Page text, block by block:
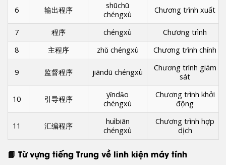
6 输出程序
shūchū
chéngxù
Chương trình xuất
7 程序 chéngxù
Chương trình
8
主程序 zhǔ chéngxù Chương trình chính
9 监督程序 jiāndū chéngxù
Chương trình giám
sát
10 引导程序
yǐndǎo
chéngxù
Chương trình khởi
động
11 汇编程序
huìbiān
chéngxù
Chương trình hợp
dịch
📘 Từ vựng tiếng Trung về linh kiện máy tính